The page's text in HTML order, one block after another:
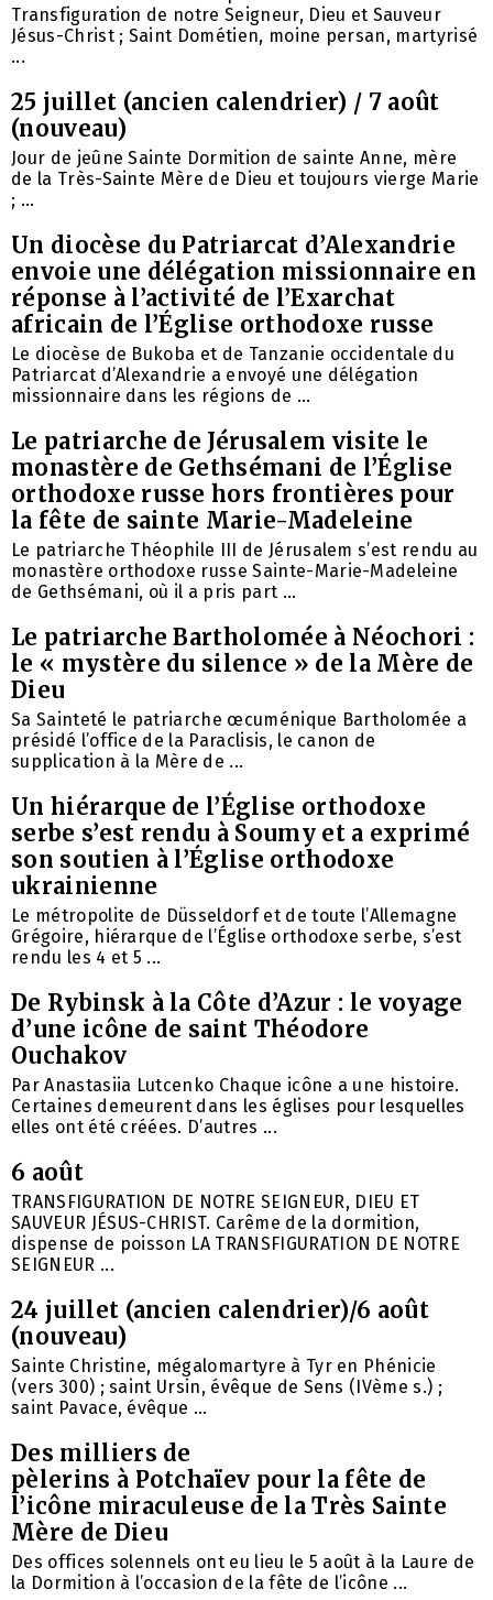
Transfiguration de notre Seigneur, Dieu et Sauveur
Jésus-Christ ; Saint Dométien, moine persan, martyrisé
...
25 juillet (ancien calendrier) / 7 août
(nouveau)
Jour de jeûne Sainte Dormition de sainte Anne, mère
de la Très-Sainte Mère de Dieu et toujours vierge Marie
; ...
Un diocèse du Patriarcat d’Alexandrie
envoie une délégation missionnaire en
réponse à l’activité de l’Exarchat
africain de l’Église orthodoxe russe
Le diocèse de Bukoba et de Tanzanie occidentale du
Patriarcat d’Alexandrie a envoyé une délégation
missionnaire dans les régions de ...
Le patriarche de Jérusalem visite le
monastère de Gethsémani de l’Église
orthodoxe russe hors frontières pour
la fête de sainte Marie-Madeleine
Le patriarche Théophile III de Jérusalem s’est rendu au
monastère orthodoxe russe Sainte-Marie-Madeleine
de Gethsémani, où il a pris part ...
Le patriarche Bartholomée à Néochori :
le « mystère du silence » de la Mère de
Dieu
Sa Sainteté le patriarche œcuménique Bartholomée a
présidé l’office de la Paraclisis, le canon de
supplication à la Mère de ...
Un hiérarque de l’Église orthodoxe
serbe s’est rendu à Soumy et a exprimé
son soutien à l’Église orthodoxe
ukrainienne
Le métropolite de Düsseldorf et de toute l’Allemagne
Grégoire, hiérarque de l’Église orthodoxe serbe, s’est
rendu les 4 et 5 ...
De Rybinsk à la Côte d’Azur : le voyage
d’une icône de saint Théodore
Ouchakov
Par Anastasiia Lutcenko Chaque icône a une histoire.
Certaines demeurent dans les églises pour lesquelles
elles ont été créées. D’autres ...
6 août
TRANSFIGURATION DE NOTRE SEIGNEUR, DIEU ET
SAUVEUR JÉSUS-CHRIST. Carême de la dormition,
dispense de poisson LA TRANSFIGURATION DE NOTRE
SEIGNEUR ...
24 juillet (ancien calendrier)/6 août
(nouveau)
Sainte Christine, mégalomartyre à Tyr en Phénicie
(vers 300) ; saint Ursin, évêque de Sens (IVème s.) ;
saint Pavace, évêque ...
Des milliers de
pèlerins à Potchaïev pour la fête de
l’icône miraculeuse de la Très Sainte
Mère de Dieu
Des offices solennels ont eu lieu le 5 août à la Laure de
la Dormition à l’occasion de la fête de l’icône ...